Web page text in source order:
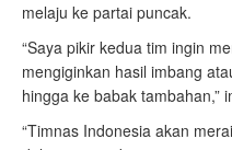
melaju ke partai puncak.
“Saya pikir kedua tim ingin
mengiginkan hasil imbang
hingga ke babak tambahan,”
“Timnas Indonesia akan